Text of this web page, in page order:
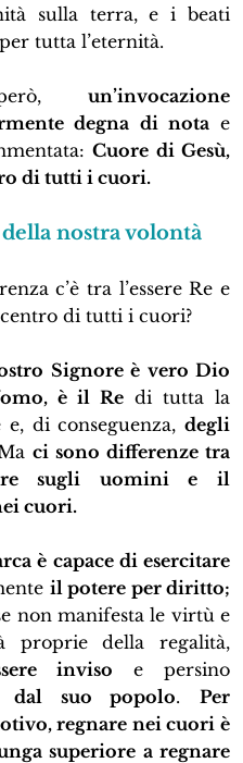
sulla terra, e i beati
tutta l’eternità.
un’invocazione
degna di nota e
Cuore di Gesù,
di tutti i cuori.
nostra volontà
c’è tra l’essere Re e
centro di tutti i cuori?
Signore è vero Dio
è il Re di tutta la
e, di conseguenza, degli
ci sono differenze tra
sugli uomini e il
cuori.
è capace di esercitare
il potere per diritto;
non manifesta le virtù e
inviso
dal suo popolo. Per
regnare nei cuori è
superiore a regnare